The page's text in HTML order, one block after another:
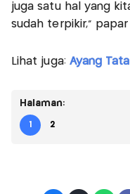
juga satu hal yang
sudah terpikir,” papar
Lihat juga: Ayang
Halaman:
1 2